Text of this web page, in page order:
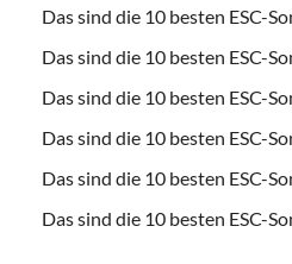
Das sind die 10 besten ESC-
Das sind die 10 besten ESC-
Das sind die 10 besten ESC-
Das sind die 10 besten ESC-
Das sind die 10 besten ESC-
Das sind die 10 besten ESC-